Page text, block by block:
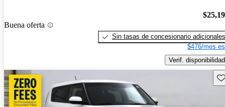
Buena oferta
Sin tasas de concesionario adicionales
$476/mes
Verif. disponibilidad